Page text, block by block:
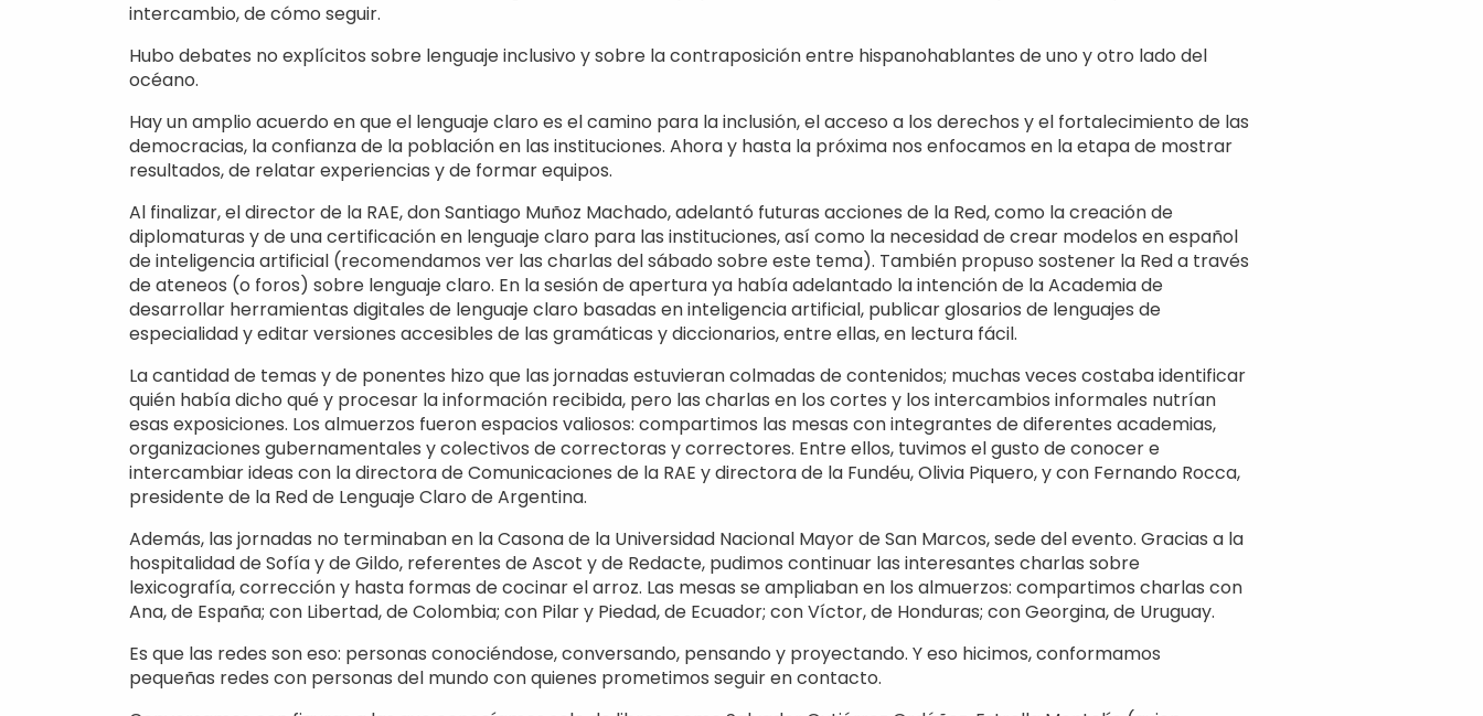
intercambio, de cómo seguir.
Hubo debates no explícitos sobre lenguaje inclusivo y sobre la contraposición entre hispanohablantes de uno y otro lado del
océano.
Hay un amplio acuerdo en que el lenguaje claro es el camino para la inclusión, el acceso a los derechos y el fortalecimiento de las
democracias, la confianza de la población en las instituciones. Ahora y hasta la próxima nos enfocamos en la etapa de mostrar
resultados, de relatar experiencias y de formar equipos.
Al finalizar, el director de la RAE, don Santiago Muñoz Machado, adelantó futuras acciones de la Red, como la creación de
diplomaturas y de una certificación en lenguaje claro para las instituciones, así como la necesidad de crear modelos en español
de inteligencia artificial (recomendamos ver las charlas del sábado sobre este tema). También propuso sostener la Red a través
de ateneos (o foros) sobre lenguaje claro. En la sesión de apertura ya había adelantado la intención de la Academia de
desarrollar herramientas digitales de lenguaje claro basadas en inteligencia artificial, publicar glosarios de lenguajes de
especialidad y editar versiones accesibles de las gramáticas y diccionarios, entre ellas, en lectura fácil.
La cantidad de temas y de ponentes hizo que las jornadas estuvieran colmadas de contenidos; muchas veces costaba identificar
quién había dicho qué y procesar la información recibida, pero las charlas en los cortes y los intercambios informales nutrían
esas exposiciones. Los almuerzos fueron espacios valiosos: compartimos las mesas con integrantes de diferentes academias,
organizaciones gubernamentales y colectivos de correctoras y correctores. Entre ellos, tuvimos el gusto de conocer e
intercambiar ideas con la directora de Comunicaciones de la RAE y directora de la Fundéu, Olivia Piquero, y con Fernando Rocca,
presidente de la Red de Lenguaje Claro de Argentina.
Además, las jornadas no terminaban en la Casona de la Universidad Nacional Mayor de San Marcos, sede del evento. Gracias a la
hospitalidad de Sofía y de Gildo, referentes de Ascot y de Redacte, pudimos continuar las interesantes charlas sobre
lexicografía, corrección y hasta formas de cocinar el arroz. Las mesas se ampliaban en los almuerzos: compartimos charlas con
Ana, de España; con Libertad, de Colombia; con Pilar y Piedad, de Ecuador; con Víctor, de Honduras; con Georgina, de Uruguay.
Es que las redes son eso: personas conociéndose, conversando, pensando y proyectando. Y eso hicimos, conformamos
pequeñas redes con personas del mundo con quienes prometimos seguir en contacto.